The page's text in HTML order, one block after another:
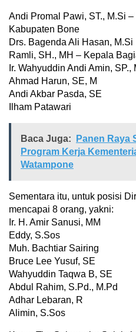
Andi Promal Pawi, ST., M.Si
Kabupaten Bone
Drs. Bagenda Ali Hasan, M.Si
Ramli, SH., MH – Kepala
Ir. Wahyuddin Andi Amin, SP.,
Ahmad Harun, SE, M
Andi Akbar Pasda, SE
Ilham Patawari
Baca Juga:
Panen Raya
Program Kerja
Watampone
Sementara itu, untuk posisi
mencapai 8 orang, yakni:
Ir. H. Amir Sanusi, MM
Eddy, S.Sos
Muh. Bachtiar Sairing
Bruce Lee Yusuf, SE
Wahyuddin Taqwa B, SE
Abdul Rahim, S.Pd., M.Pd
Adhar Lebaran, R
Alimin, S.Sos